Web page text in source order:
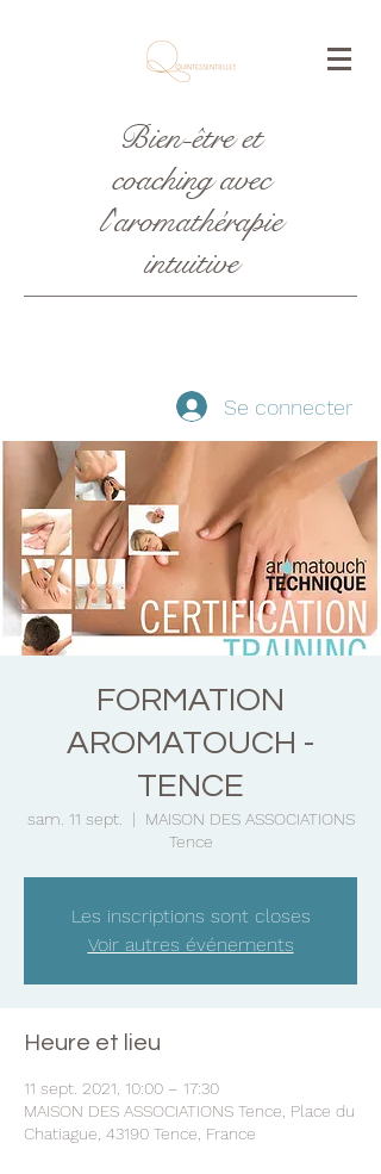
Bien-être et
coaching avec
l'aromathérapie
intuitive
Se connecter
FORMATION
AROMATOUCH -
TENCE
sam. 11 sept.
  |
MAISON DES ASSOCIATIONS
Tence
Les inscriptions sont closes
Voir autres événements
Heure et lieu
11 sept. 2021, 10:00 – 17:30
MAISON DES ASSOCIATIONS Tence, Place du
Chatiague, 43190 Tence, France